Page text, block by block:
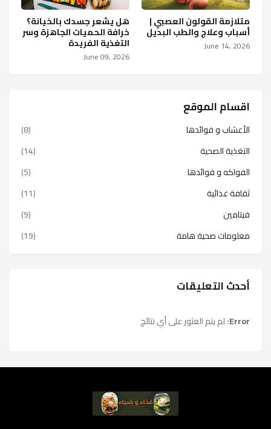
متلازمة القولون العصبي |
أسباب وعلاج والطب البديل
June 14, 2026
هل يشعر جسدك بالخيانة؟
خرافة الحميات الجاهزة وسر
التغذية الفريدة
June 09, 2026
اقسام الموقع
الأعشاب و فوائدها
(8)
التغذية الصحية
(14)
الفواكه و فوائدها
(5)
ثقافة غذائية
(11)
فيتامين
(9)
معلومات صحية هامة
(19)
أحدث التعليقات
Error: لم يتم العثور على أي نتائج